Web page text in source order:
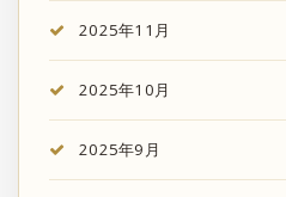
2025年11月
2025年10月
2025年9月